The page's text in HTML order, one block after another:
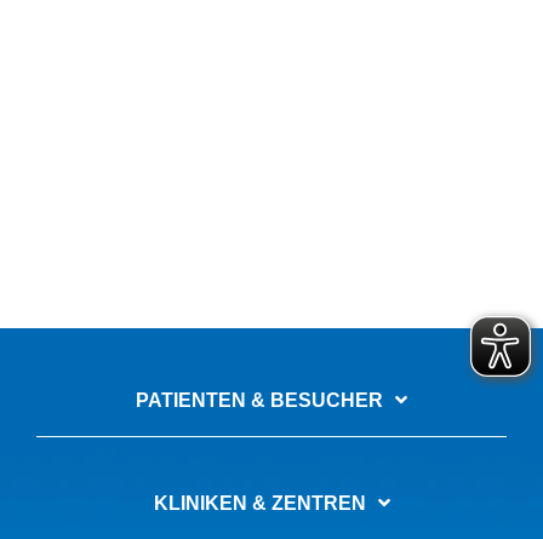
PATIENTEN & BESUCHER
KLINIKEN & ZENTREN